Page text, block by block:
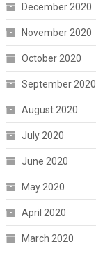
December 2020
November 2020
October 2020
September 2020
August 2020
July 2020
June 2020
May 2020
April 2020
March 2020